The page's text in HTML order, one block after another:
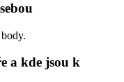
a kde jsou k